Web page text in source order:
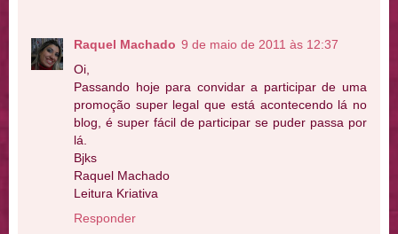
Raquel Machado 9 de maio de 2011 às 12:37
Oi,
Passando hoje para convidar a participar de uma
promoção super legal que está acontecendo lá no
blog, é super fácil de participar se puder passa por
lá.
Bjks
Raquel Machado
Leitura Kriativa
Responder